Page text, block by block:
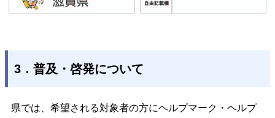
3．普及・啓発について
県では、希望される対象者の方にヘルプマーク・ヘルプ